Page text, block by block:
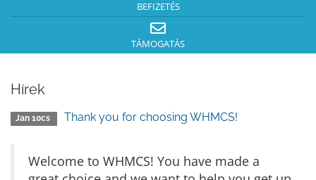
BEFIZETÉS
TÁMOGATÁS
Hírek
Jan 10cs Thank you for choosing WHMCS!
Welcome to WHMCS! You have made a